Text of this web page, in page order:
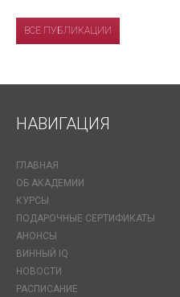
ВСЕ ПУБЛИКАЦИИ
НАВИГАЦИЯ
ГЛАВНАЯ
ОБ АКАДЕМИИ
КУРСЫ
ПОДАРОЧНЫЕ СЕРТИФИКАТЫ
АНОНСЫ
ВИННЫЙ IQ
НОВОСТИ
РАСПИСАНИЕ